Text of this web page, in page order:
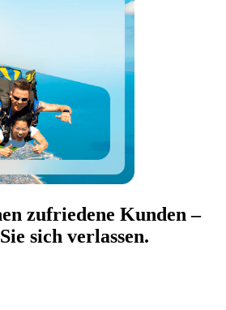
zufriedene Kunden –
sich verlassen.